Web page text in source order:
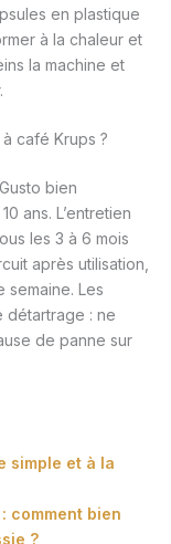
en plastique
à la chaleur et
la machine et
café Krups ?
bien
ans. L’entretien
les 3 à 6 mois
après utilisation,
Les
détartrage : ne
de panne sur
simple et à la
comment bien
?